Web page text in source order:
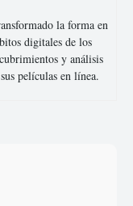
la forma en
digitales de los
y análisis
películas en línea.